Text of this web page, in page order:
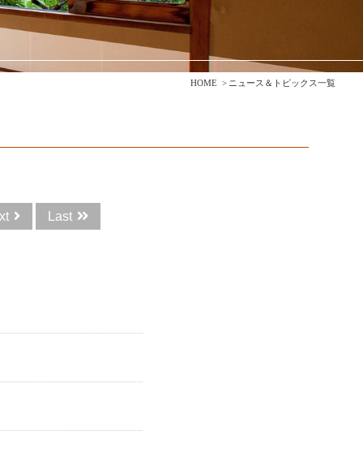
HOME ニュース＆トピックス一覧
Last